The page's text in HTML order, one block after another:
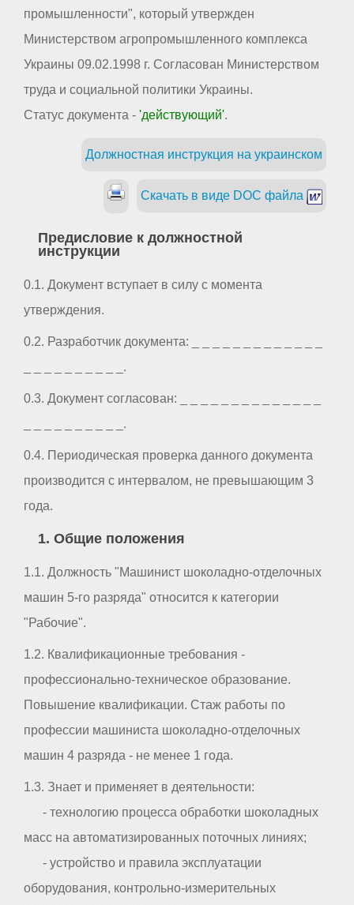
промышленности", который утвержден
Министерством агропромышленного комплекса
Украины 09.02.1998 г. Согласован Министерством
труда и социальной политики Украины.
Статус документа - 'действующий'.
Должностная инструкция на украинском
Скачать в виде DOC файла
Предисловие к должностной
инструкции
0.1. Документ вступает в силу с момента
утверждения.
0.2. Разработчик документа: _ _ _ _ _ _ _ _ _ _ _ _ _
_ _ _ _ _ _ _ _ _ _.
0.3. Документ согласован: _ _ _ _ _ _ _ _ _ _ _ _ _ _
_ _ _ _ _ _ _ _ _ _.
0.4. Периодическая проверка данного документа
производится с интервалом, не превышающим 3
года.
1. Общие положения
1.1. Должность "Машинист шоколадно-отделочных
машин 5-го разряда" относится к категории
"Рабочие".
1.2. Квалификационные требования -
профессионально-техническое образование.
Повышение квалификации. Стаж работы по
профессии машиниста шоколадно-отделочных
машин 4 разряда - не менее 1 года.
1.3. Знает и применяет в деятельности:
- технологию процесса обработки шоколадных
масс на автоматизированных поточных линиях;
- устройство и правила эксплуатации
оборудования, контрольно-измерительных